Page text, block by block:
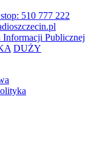
510 777 222
Publicznej
DUŻY